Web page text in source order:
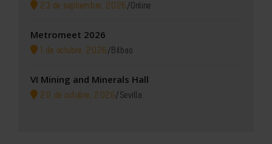
23 de septiembre, 2026 /Online
Metromeet 2026
1 de octubre, 2026 / Bilbao
VI Mining and Minerals Hall
20 de octubre, 2026/ Sevilla